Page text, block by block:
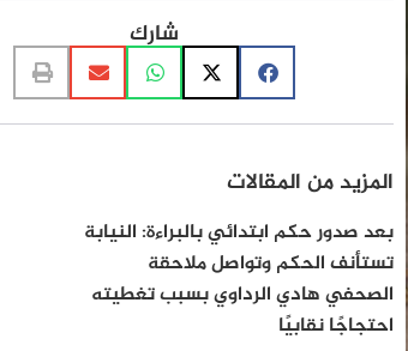
شارك
المزيد من المقالات
بعد صدور حكم ابتدائي بالبراءة: النيابة
تستأنف الحكم وتواصل ملاحقة
الصحفي هادي الرداوي بسبب تغطيته
احتجاجًا نقابيًا